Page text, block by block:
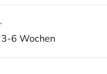
6 Wochen